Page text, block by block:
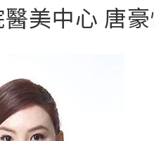
美中心 唐